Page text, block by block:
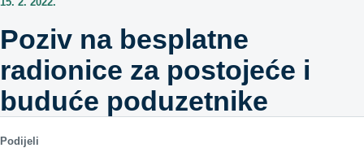
Poziv na besplatne
radionice za postojeće i
buduće poduzetnike
Podijeli